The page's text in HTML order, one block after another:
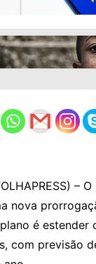
–
nova
é estender
com previsão